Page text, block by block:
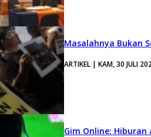
Masalahnya Bukan
ARTIKEL | KAM, 30 JULI
Gim Online: